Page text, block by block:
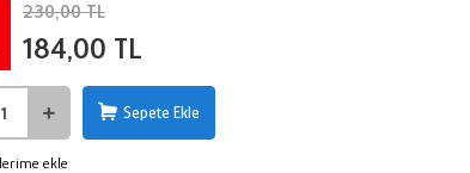
230,00 TL
184,00 TL
Sepete Ekle
ekle